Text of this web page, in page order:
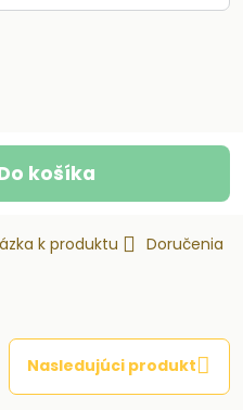
Do košíka
k produktu
Doručenia
Nasledujúci produkt